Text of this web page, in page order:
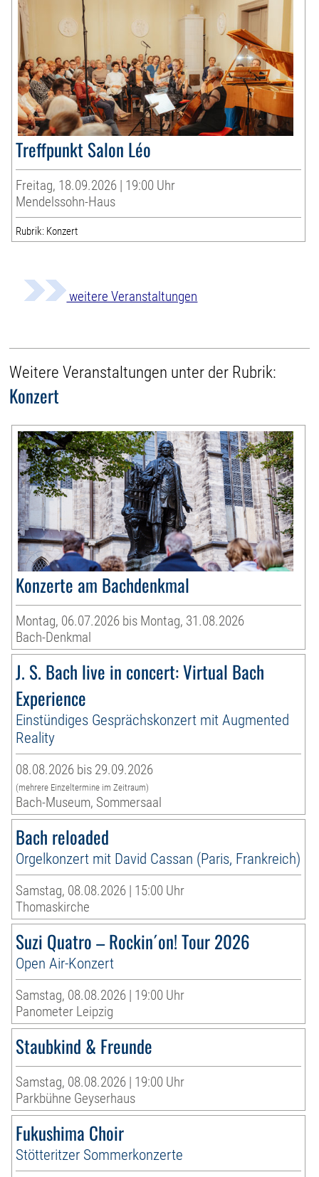
Treffpunkt Salon Léo
Freitag, 18.09.2026 | 19:00 Uhr
Mendelssohn-Haus
Rubrik: Konzert
weitere Veranstaltungen
Weitere Veranstaltungen unter der Rubrik:
Konzert
Konzerte am Bachdenkmal
Montag, 06.07.2026 bis Montag, 31.08.2026
Bach-Denkmal
J. S. Bach live in concert: Virtual Bach
Experience
Einstündiges Gesprächskonzert mit Augmented
Reality
08.08.2026 bis 29.09.2026
(mehrere Einzeltermine im Zeitraum)
Bach-Museum, Sommersaal
Bach reloaded
Orgelkonzert mit David Cassan (Paris, Frankreich)
Samstag, 08.08.2026 | 15:00 Uhr
Thomaskirche
Suzi Quatro – Rockin´on! Tour 2026
Open Air-Konzert
Samstag, 08.08.2026 | 19:00 Uhr
Panometer Leipzig
Staubkind & Freunde
Samstag, 08.08.2026 | 19:00 Uhr
Parkbühne Geyserhaus
Fukushima Choir
Stötteritzer Sommerkonzerte